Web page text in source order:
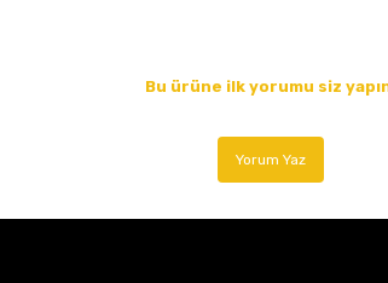
Bu ürüne ilk yorumu siz
Yorum Yaz